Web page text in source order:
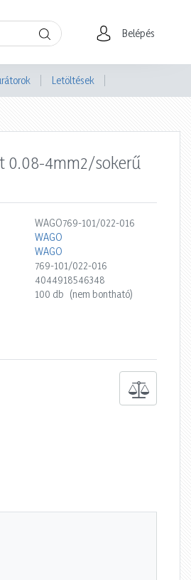
Belépés
Letöltések
0.08-4mm2/sokerű
WAGO769-101/022-016
WAGO
WAGO
769-101/022-016
4044918546348
100 db (nem bontható)